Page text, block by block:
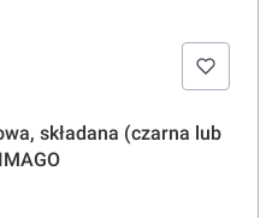
składana (czarna lub